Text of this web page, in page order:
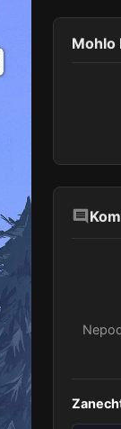
Mohlo